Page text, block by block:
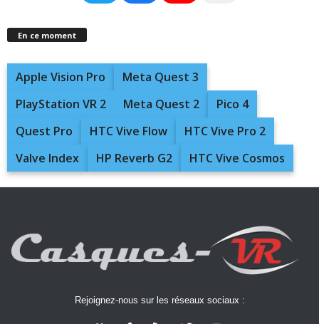
En ce moment
Apple Vision Pro
Meta Quest 3
PlayStation VR 2
Meta Quest 2
Pico 4
Quest Pro
HTC Vive Flow
HTC Vive Pro 2
Valve Index
HP Reverb G2 HTC Vive Cosmos
Rejoignez-nous sur les réseaux sociaux :